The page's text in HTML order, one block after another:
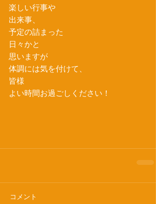
楽しい行事や
出来事、
予定の詰まった
日々かと
思いますが
体調には気を付けて、
皆様
よい時間お過ごしください！
コメント